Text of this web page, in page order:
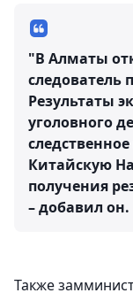
"В Алматы
следователь
Результаты
уголовного
Китайскую
получения
– добавил он.
Также